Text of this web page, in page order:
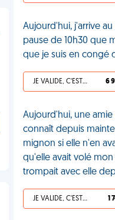
Aujourd'hui, j'arrive
pause de 10h30 que
que je suis en congé
JE VALIDE, C'EST UNE VDM 6
Aujourd'hui, une
connaît depuis
mignon si elle n'en
qu'elle avait volé
trompait avec elle
JE VALIDE, C'EST UNE VDM 1